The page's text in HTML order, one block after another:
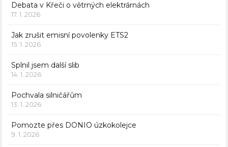
Debata v Křeči o větrných elektrárnách
17. 1. 2026
Jak zrušit emisní povolenky ETS2
15. 1. 2026
Splnil jsem další slib
14. 1. 2026
Pochvala silničářům
13. 1. 2026
Pomozte přes DONIO úzkokolejce
9. 1. 2026